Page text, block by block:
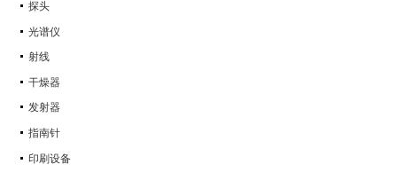
探头
光谱仪
射线
干燥器
发射器
指南针
印刷设备